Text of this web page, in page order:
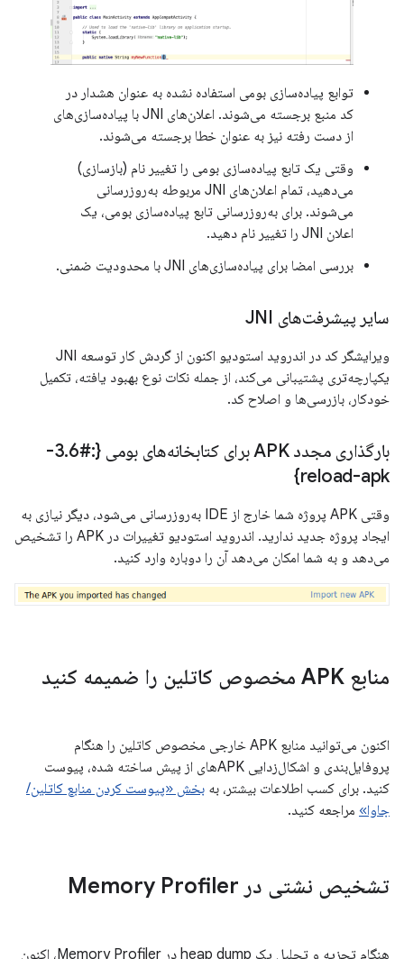
توابع پیاده‌سازی بومی استفاده نشده به عنوان هشدار در
کد منبع برجسته می‌شوند. اعلان‌های JNI با پیاده‌سازی‌های
از دست رفته نیز به عنوان خطا برجسته می‌شوند.
وقتی یک تابع پیاده‌سازی بومی را تغییر نام (بازسازی)
می‌دهید، تمام اعلان‌های JNI مربوطه به‌روزرسانی
می‌شوند. برای به‌روزرسانی تابع پیاده‌سازی بومی، یک
اعلان JNI را تغییر نام دهید.
بررسی امضا برای پیاده‌سازی‌های JNI با محدودیت ضمنی.
سایر پیشرفت‌های JNI
ویرایشگر کد در اندروید استودیو اکنون از گردش کار توسعه JNI
یکپارچه‌تری پشتیبانی می‌کند، از جمله نکات نوع بهبود یافته، تکمیل
خودکار، بازرسی‌ها و اصلاح کد.
بارگذاری مجدد APK برای کتابخانه‌های بومی {:#3 .
6-
reload-apk}
وقتی APK پروژه شما خارج از IDE به‌روزرسانی می‌شود، دیگر نیازی به
ایجاد پروژه جدید ندارید. اندروید استودیو تغییرات در APK را تشخیص
می‌دهد و به شما امکان می‌دهد آن را دوباره وارد کنید.
منابع APK مخصوص کاتلین را ضمیمه کنید
اکنون می‌توانید منابع APK خارجی مخصوص کاتلین را هنگام
پروفایل‌بندی و اشکال‌زدایی APKهای از پیش ساخته شده، پیوست
کنید. برای کسب اطلاعات بیشتر، به بخش «پیوست کردن منابع کاتلین/
جاوا» مراجعه کنید.
تشخیص نشتی در Memory Profiler
هنگام تجزیه و تحلیل یک heap dump در Memory Profiler، اکنون